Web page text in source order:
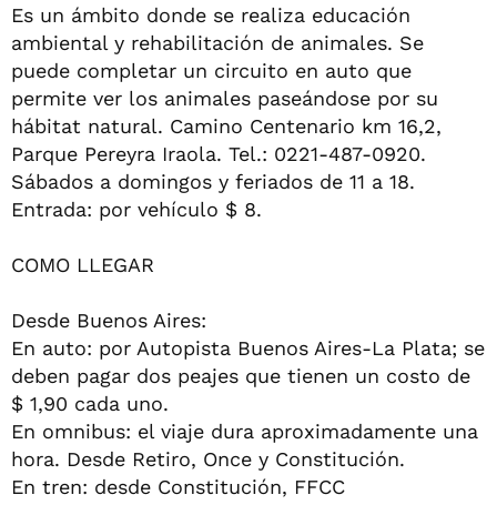
Es un ámbito donde se realiza educación
ambiental y rehabilitación de animales. Se
puede completar un circuito en auto que
permite ver los animales paseándose por su
hábitat natural. Camino Centenario km 16,2,
Parque Pereyra Iraola. Tel.: 0221-487-0920.
Sábados a domingos y feriados de 11 a 18.
Entrada: por vehículo $ 8.
COMO LLEGAR
Desde Buenos Aires:
En auto: por Autopista Buenos Aires-La Plata; se
deben pagar dos peajes que tienen un costo de
$ 1,90 cada uno.
En omnibus: el viaje dura aproximadamente una
hora. Desde Retiro, Once y Constitución.
En tren: desde Constitución, FFCC